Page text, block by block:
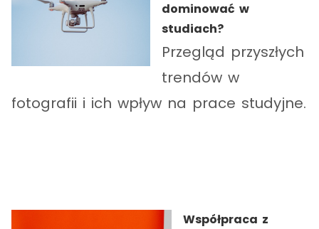
dominować w
studiach?
Przegląd przyszłych
trendów w
fotografii i ich wpływ na prace studyjne.
Współpraca z